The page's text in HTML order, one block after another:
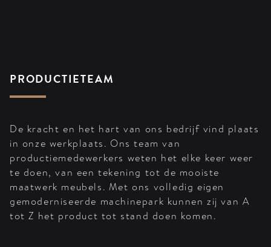
PRODUCTIETEAM
De kracht en het hart van ons bedrijf vind plaats
in onze werkplaats. Ons team van
productiemedewerkers weten het elke keer weer
te doen, van een tekening tot de mooiste
maatwerk meubels. Met ons volledig eigen
gemoderniseerde machinepark kunnen zij van A
tot Z het product tot stand doen komen.